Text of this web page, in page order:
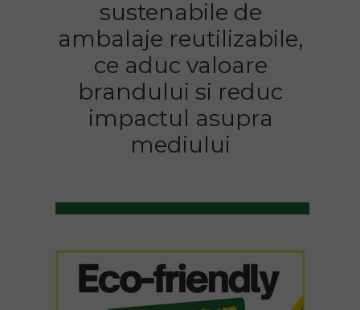
sustenabile de
ambalaje reutilizabile,
ce aduc valoare
brandului si reduc
impactul asupra
mediului